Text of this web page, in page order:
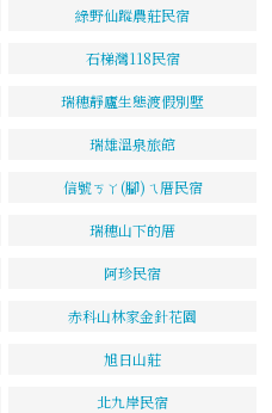
綠野仙蹤農莊民宿
石梯灣118民宿
瑞穗靜廬生態渡假別墅
瑞雄溫泉旅館
信號ㄎㄚ(腳)ㄟ厝民宿
瑞穗山下的厝
阿珍民宿
赤科山林家金針花園
旭日山莊
北九岸民宿